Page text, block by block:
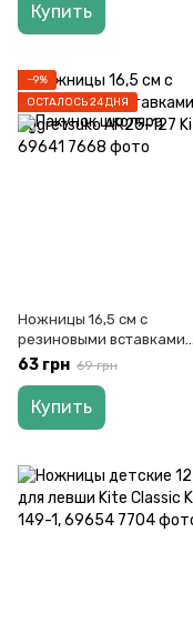
Купить
−9%
ОСТАЛОСЬ 24 ДНЯ
Ножницы 16,5 см с
резиновыми вставками
Aggretsuko AR25-127 Kite,
63 грн 69 грн
Купить